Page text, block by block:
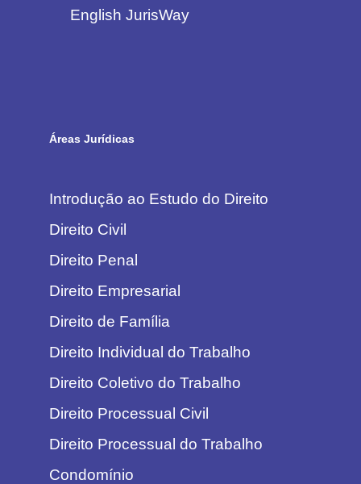
English JurisWay
Áreas Jurídicas
Introdução ao Estudo do Direito
Direito Civil
Direito Penal
Direito Empresarial
Direito de Família
Direito Individual do Trabalho
Direito Coletivo do Trabalho
Direito Processual Civil
Direito Processual do Trabalho
Condomínio